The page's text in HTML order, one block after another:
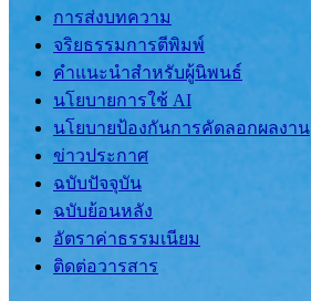
การส่งบทความ
จริยธรรมการตีพิมพ์
คำแนะนำสำหรับผู้นิพนธ์
นโยบายการใช้ AI
นโยบายป้องกันการคัดลอกผลงาน
ข่าวประกาศ
ฉบับปัจจุบัน
ฉบับย้อนหลัง
อัตราค่าธรรมเนียม
ติดต่อวารสาร